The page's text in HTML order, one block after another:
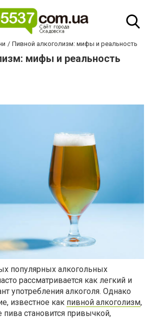
Пивной алкоголизм: мифы и реальность
мифы и реальность
популярных алкогольных
рассматривается как легкий и
употребления алкоголя. Однако
известное как пивной алкоголизм,
пива становится привычкой,